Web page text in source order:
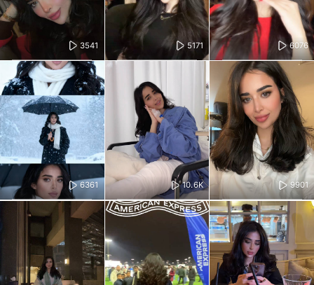
3541 5171 6076
6361 10.6K 9901